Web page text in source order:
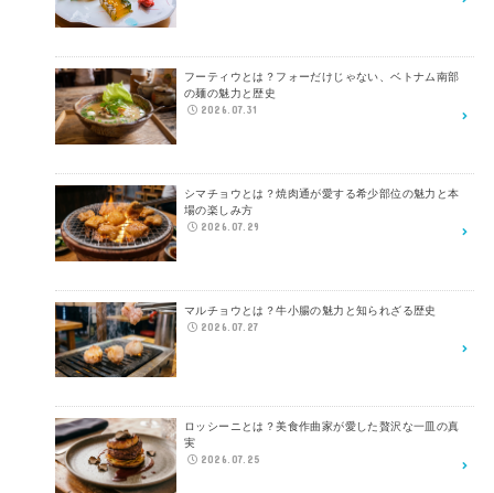
フーティウとは？フォーだけじゃない、ベトナム南部
の麺の魅力と歴史
2026.07.31
シマチョウとは？焼肉通が愛する希少部位の魅力と本
場の楽しみ方
2026.07.29
マルチョウとは？牛小腸の魅力と知られざる歴史
2026.07.27
ロッシーニとは？美食作曲家が愛した贅沢な一皿の真
実
2026.07.25